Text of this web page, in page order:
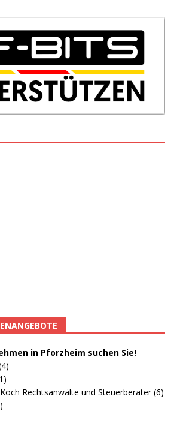
in Pforzheim suchen Sie!
Koch Rechtsanwälte und Steuerberater (6)